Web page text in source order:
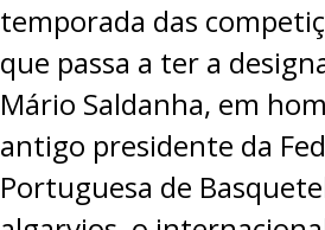
temporada das
que passa a ter a
Mário Saldanha, em
antigo presidente da
Portuguesa de